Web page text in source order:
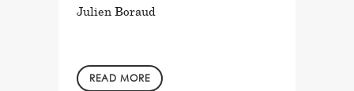
Julien Boraud
READ MORE